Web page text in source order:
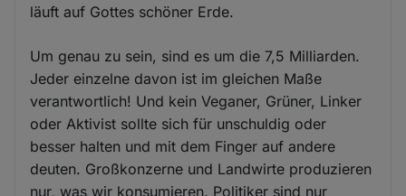
läuft auf Gottes schöner Erde.
Um genau zu sein, sind es um die 7,5 Milliarden.
Jeder einzelne davon ist im gleichen Maße
verantwortlich! Und kein Veganer, Grüner, Linker
oder Aktivist sollte sich für unschuldig oder
besser halten und mit dem Finger auf andere
deuten. Großkonzerne und Landwirte produzieren
nur, was wir konsumieren. Politiker sind nur